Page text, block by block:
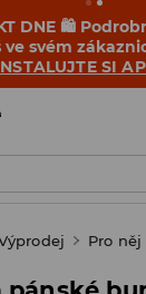
DNE 🛍️
ve svém
SI
Pro něj